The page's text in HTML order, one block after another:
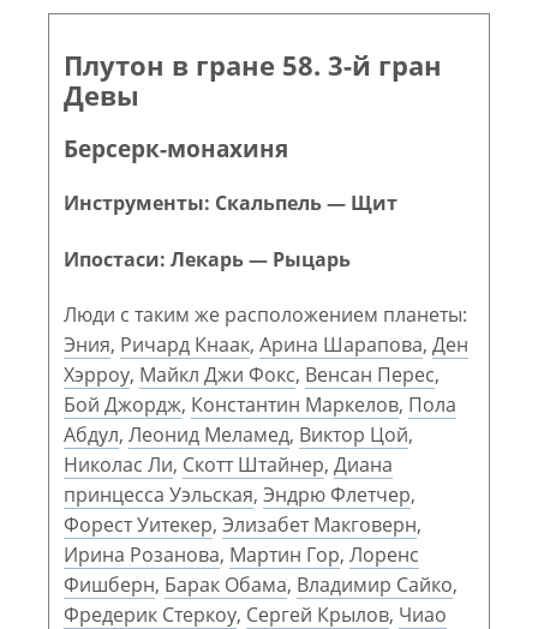
Плутон в гране 58. 3-й гран
Девы
Берсерк-монахиня
Инструменты: Скальпель — Щит
Ипостаси: Лекарь — Рыцарь
Люди с таким же расположением планеты:
Эния, Ричард Кнаак, Арина Шарапова, Ден
Хэрроу, Майкл Джи Фокс, Венсан Перес,
Бой Джордж, Константин Маркелов, Пола
Абдул, Леонид Меламед, Виктор Цой,
Николас Ли, Скотт Штайнер, Диана
принцесса Уэльская, Эндрю Флетчер,
Форест Уитекер, Элизабет Макговерн,
Ирина Розанова, Мартин Гор, Лоренс
Фишберн, Барак Обама, Владимир Сайко,
Фредерик Стеркоу, Сергей Крылов, Чиао